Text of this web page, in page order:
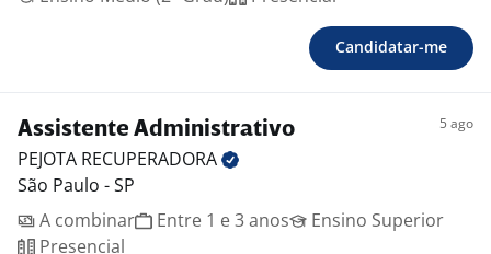
Candidatar-me
Assistente Administrativo 5 ago
PEJOTA RECUPERADORA
São Paulo - SP
A combinar
Entre 1 e 3 anos
Ensino Superior
Presencial